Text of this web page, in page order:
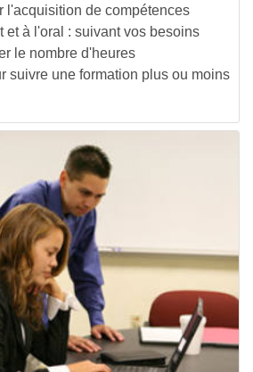
l'acquisition de compétences
et à l'oral : suivant vos besoins
le nombre d'heures
suivre une formation plus ou moins